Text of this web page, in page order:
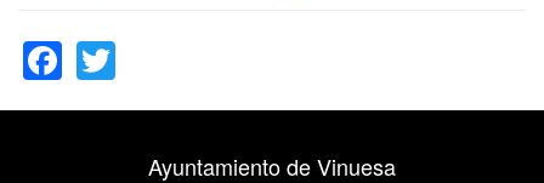
Facebook
Ayuntamiento de Vinuesa